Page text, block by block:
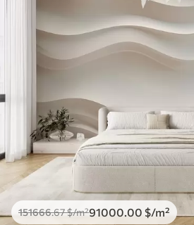
151666.67$/m²91000.00 $/m²